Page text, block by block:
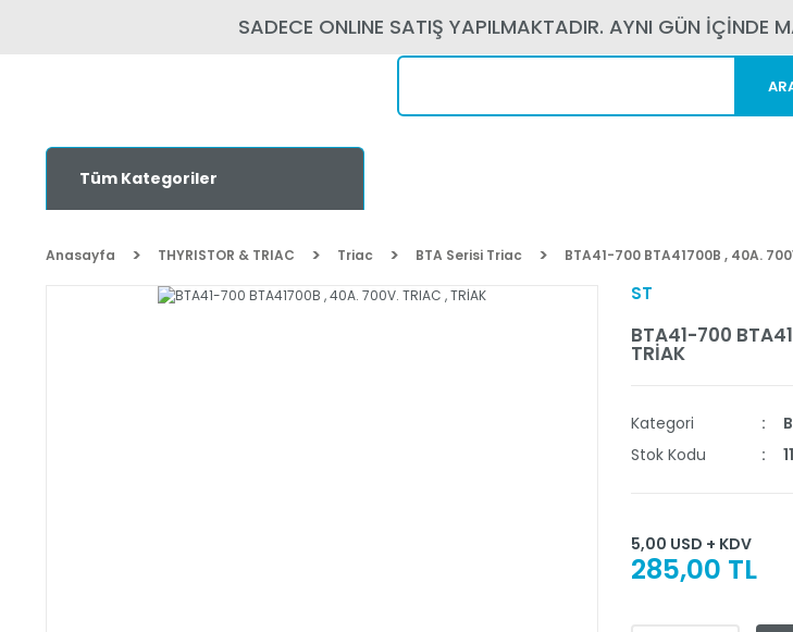
SADECE ONLINE SATIŞ YAPILMAKTADIR. AYNI GÜN İÇİNDE
Tüm Kategoriler
Anasayfa THYRISTOR & TRIAC Triac BTA Serisi Triac BTA41-700 BTA41700B , 40A.
ST
BTA41-700
TRİAK
Kategori
Stok Kodu
5,00 USD + KDV
285,00 TL